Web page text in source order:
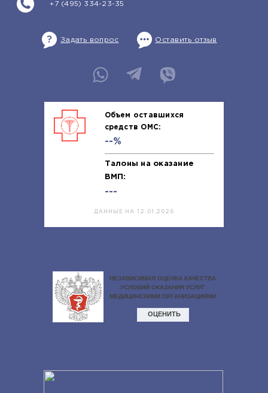
+7 (495) 334-23-35
Задать вопрос Оставить отзыв
Объем оставшихся
средств ОМС:
--%
Талоны на оказание
ВМП:
---
ДАННЫЕ НА 12.01.2026